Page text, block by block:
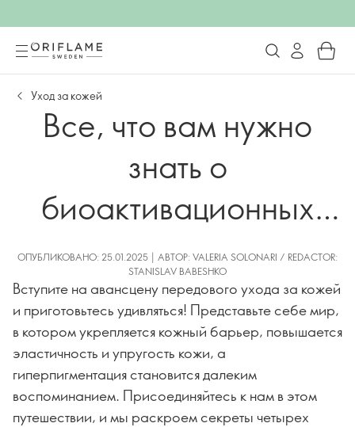
Уход за кожей
Все, что вам нужно
знать о
биоактивационных
технологиях Novage+
ОПУБЛИКОВАНО: 25.01.2025 | АВТОР: VALERIA SOLONARI / REDACTOR:
STANISLAV BABESHKO
Вступите на авансцену передового ухода за кожей
и приготовьтесь удивляться! Представьте себе мир,
в котором укрепляется кожный барьер, повышается
эластичность и упругость кожи, а
гиперпигментация становится далеким
воспоминанием. Присоединяйтесь к нам в этом
путешествии, и мы раскроем секреты четырех